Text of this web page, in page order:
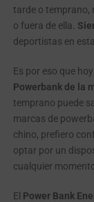
tarde o temprano,
o fuera de ella.
deportistas en
Es por eso que
Powerbank de la
temprano puede
marcas de
chino, prefiero
optar por un
cualquier
El Power Bank